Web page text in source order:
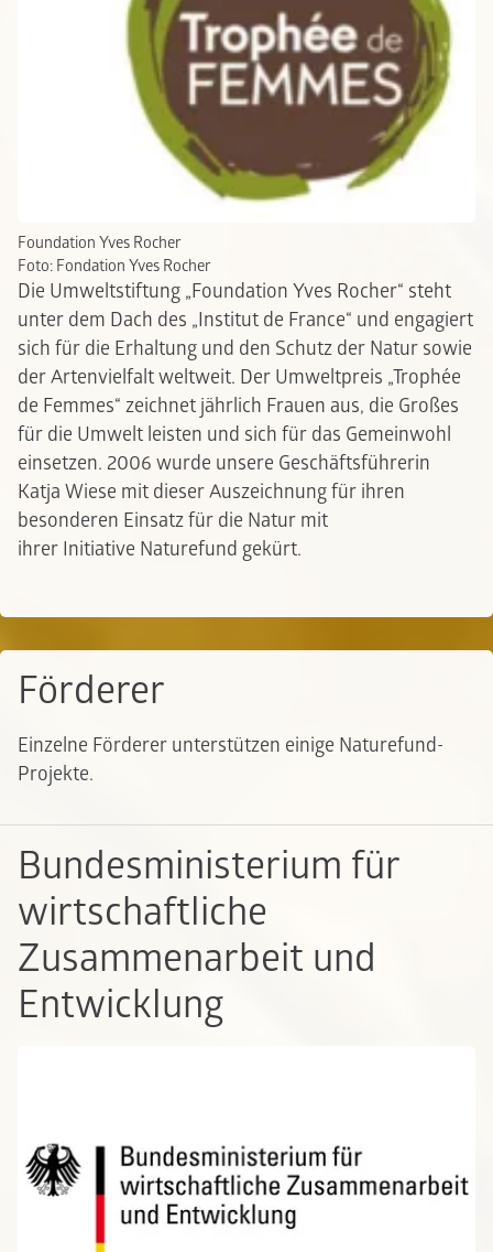
Foundation Yves Rocher
Foto: Fondation Yves Rocher
Die Umweltstiftung „Foundation Yves Rocher“ steht
unter dem Dach des „Institut de France“ und engagiert
sich für die Erhaltung und den Schutz der Natur sowie
der Artenvielfalt weltweit. Der Umweltpreis „Trophée
de Femmes“ zeichnet jährlich Frauen aus, die Großes
für die Umwelt leisten und sich für das Gemeinwohl
einsetzen. 2006 wurde unsere Geschäftsführerin
Katja Wiese mit dieser Auszeichnung für ihren
besonderen Einsatz für die Natur mit
ihrer Initiative Naturefund gekürt.
Förderer
Einzelne Förderer unterstützen einige Naturefund-
Projekte.
Bundesministerium für
wirtschaftliche
Zusammenarbeit und
Entwicklung